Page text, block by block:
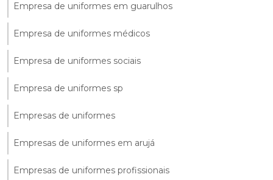
Empresa de uniformes em guarulhos
Empresa de uniformes médicos
Empresa de uniformes sociais
Empresa de uniformes sp
Empresas de uniformes
Empresas de uniformes em arujá
Empresas de uniformes profissionais